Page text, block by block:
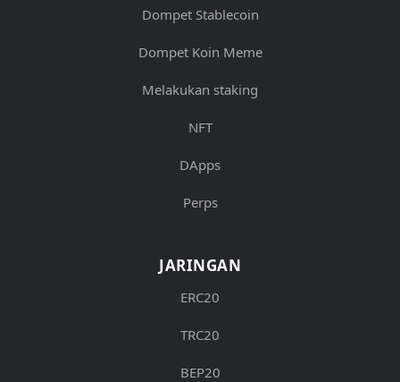
Dompet Stablecoin
Dompet Koin Meme
Melakukan staking
NFT
DApps
Perps
JARINGAN
ERC20
TRC20
BEP20